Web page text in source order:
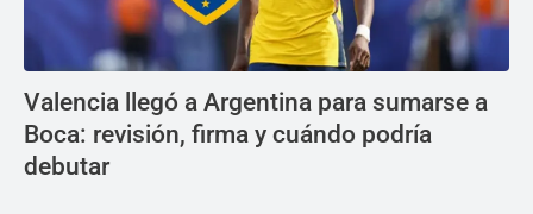
Valencia llegó a Argentina para sumarse a
Boca: revisión, firma y cuándo podría
debutar